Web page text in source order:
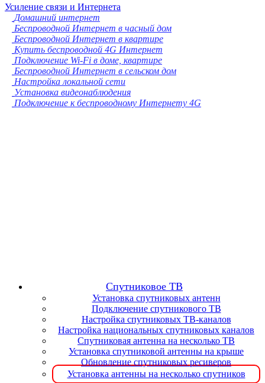
Усиление связи и Интернета
Домашний интернет
Беспроводной Интернет в часный дом
Беспроводной Интернет в квартире
Купить беспроводной 4G Интернет
Подключение Wi-Fi в доме, квартире
Беспроводной Интернет в сельском дом
Настройка локальной сети
Установка видеонаблюдения
Подключение к беспроводному Интернету 4G
Спутниковое ТВ
Установка спутниковых антенн
Подключение спутникового ТВ
Настройка спутниковых ТВ-каналов
Настройка национальных спутниковых каналов
Спутниковая антенна на несколько ТВ
Установка спутниковой антенны на крыше
Обновление спутниковых ресиверов
Установка антенны на несколько спутников